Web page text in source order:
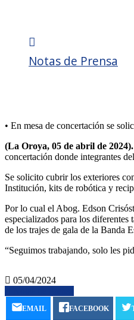
Notas de Prensa
• En mesa de concertación se
(La Oroya, 05 de abril de
concertación donde integrantes
Se solicito cubrir los exteriores
Institución, kits de robótica y
Por lo cual el Abog. Edson
especializados para los
de los trajes de gala de la Banda
“Seguimos trabajando, solo les
05/04/2024
EMAIL FACEBOOK